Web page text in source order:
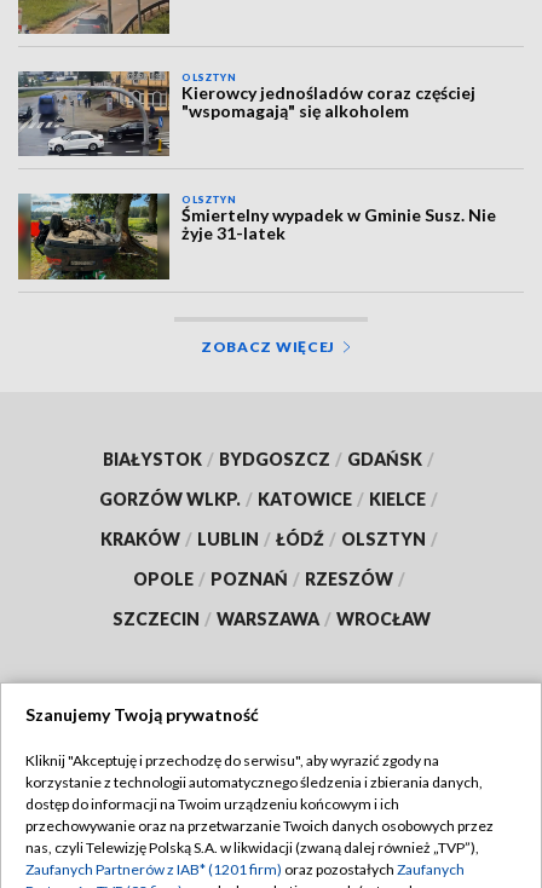
OLSZTYN
Kierowcy jednośladów coraz częściej
"wspomagają" się alkoholem
OLSZTYN
Śmiertelny wypadek w Gminie Susz. Nie
żyje 31-latek
ZOBACZ WIĘCEJ
BIAŁYSTOK / BYDGOSZCZ / GDAŃSK /
GORZÓW WLKP. / KATOWICE / KIELCE /
KRAKÓW / LUBLIN / ŁÓDŹ / OLSZTYN /
OPOLE / POZNAŃ / RZESZÓW /
SZCZECIN / WARSZAWA / WROCŁAW
TVP
Abonament TVP
Emisja w TVP
Regulamin TVP
Polityka prywatności
Szanujemy Twoją prywatność
Kliknij "Akceptuję i przechodzę do serwisu", aby wyrazić zgody na
korzystanie z technologii automatycznego śledzenia i zbierania danych,
dostęp do informacji na Twoim urządzeniu końcowym i ich
przechowywanie oraz na przetwarzanie Twoich danych osobowych przez
nas, czyli Telewizję Polską S.A. w likwidacji (zwaną dalej również „TVP”),
Zaufanych Partnerów z IAB* (1201 firm) oraz pozostałych Zaufanych